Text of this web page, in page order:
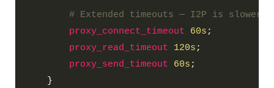
proxy_connect_timeout 60s
proxy_read_timeout
120s
proxy_send_timeout
60s